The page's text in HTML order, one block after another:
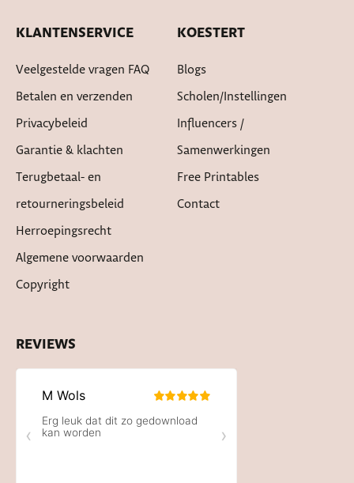
KLANTENSERVICE
Veelgestelde vragen FAQ
Betalen en verzenden
Privacybeleid
Garantie & klachten
Terugbetaal- en
retourneringsbeleid
Herroepingsrecht
Algemene voorwaarden
Copyright
KOESTERT
Blogs
Scholen/instellingen
Influencers /
Samenwerkingen
Free Printables
Contact
REVIEWS